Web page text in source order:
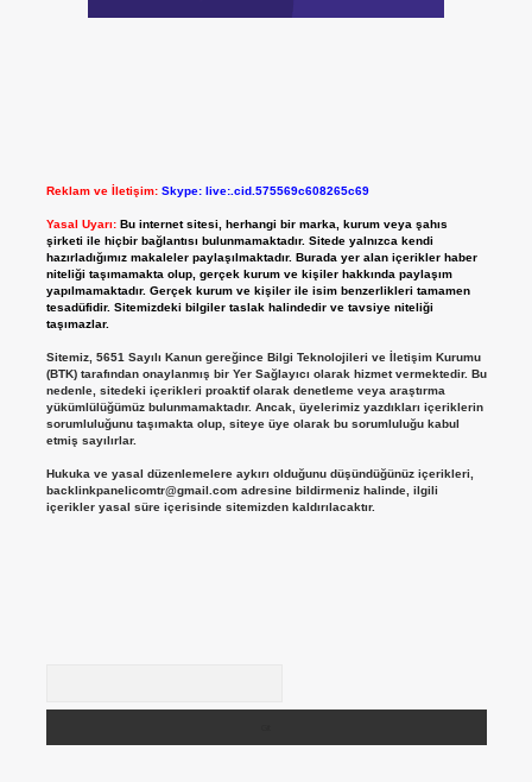
Reklam ve İletişim: Skype: live:.cid.575569c608265c69
Yasal Uyarı: Bu internet sitesi, herhangi bir marka, kurum veya şahıs
şirketi ile hiçbir bağlantısı bulunmamaktadır. Sitede yalnızca kendi
hazırladığımız makaleler paylaşılmaktadır. Burada yer alan içerikler haber
niteliği taşımamakta olup, gerçek kurum ve kişiler hakkında paylaşım
yapılmamaktadır. Gerçek kurum ve kişiler ile isim benzerlikleri tamamen
tesadüfidir. Sitemizdeki bilgiler taslak halindedir ve tavsiye niteliği
taşımazlar.
Sitemiz, 5651 Sayılı Kanun gereğince Bilgi Teknolojileri ve İletişim Kurumu
(BTK) tarafından onaylanmış bir Yer Sağlayıcı olarak hizmet vermektedir. Bu
nedenle, sitedeki içerikleri proaktif olarak denetleme veya araştırma
yükümlülüğümüz bulunmamaktadır. Ancak, üyelerimiz yazdıkları içeriklerin
sorumluluğunu taşımakta olup, siteye üye olarak bu sorumluluğu kabul
etmiş sayılırlar.
Hukuka ve yasal düzenlemelere aykırı olduğunu düşündüğünüz içerikleri,
backlinkpanelicomtr@gmail.comadresine bildirmeniz halinde, ilgili
içerikler yasal süre içerisinde sitemizden kaldırılacaktır.